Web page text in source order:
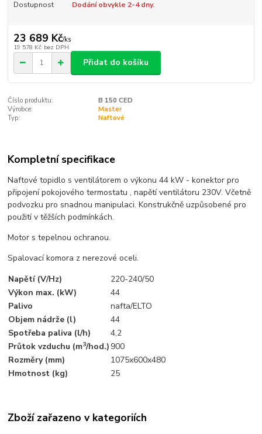
Dostupnost Dodání obvykle 2-4 dny.
23 689 Kč/ks
19 578 Kč bez DPH
Přidat do košíku
Číslo produktu:
B 150 CED
Výrobce:
Master
Typ:
Naftové
Kompletní specifikace
Naftové topidlo s ventilátorem o výkonu 44 kW - konektor pro
připojení pokojového termostatu , napětí ventilátoru 230V. Včetně
podvozku pro snadnou manipulaci. Konstrukčně uzpůsobené pro
použití v těžších podmínkách.
Motor s tepelnou ochranou.
Spalovací komora z nerezové oceli.
Napětí (V/Hz)
220-240/50
Výkon max. (kW)
44
Palivo
nafta/ELTO
Objem nádrže (l)
44
Spotřeba paliva (l/h)
4,2
Průtok vzduchu (m3/hod.) 900
Rozměry (mm)
1075x600x480
Hmotnost (kg)
25
Zboží zařazeno v kategoriích